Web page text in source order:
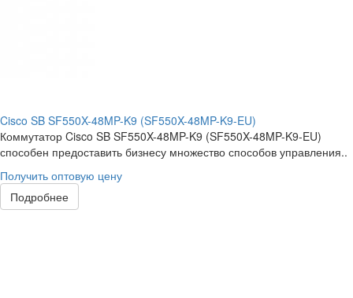
Cisco SB SF550X-48MP-K9 (SF550X-48MP-K9-EU)
Коммутатор Cisco SB SF550X-48MP-K9 (SF550X-48MP-K9-EU)
способен предоставить бизнесу множество способов управления..
Получить оптовую цену
Подробнее